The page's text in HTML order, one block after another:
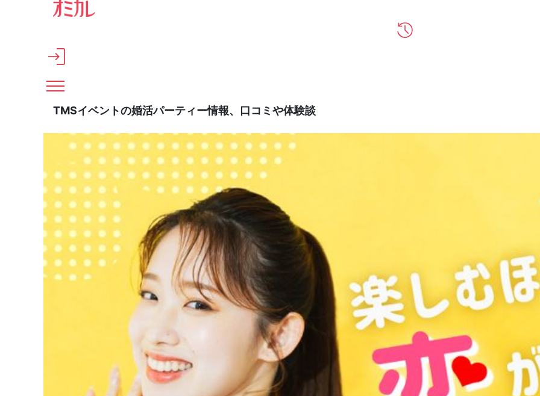
メインコンテンツへスキップ
TMSイベントの婚活パーティー情報、口コミや体験談